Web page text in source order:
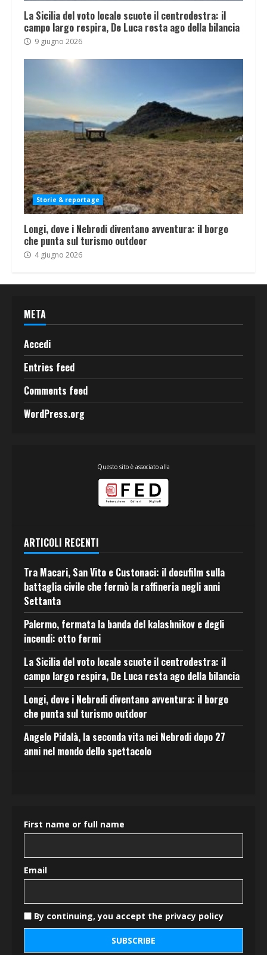
La Sicilia del voto locale scuote il centrodestra: il
campo largo respira, De Luca resta ago della bilancia
9 giugno 2026
Storie & reportage
Longi, dove i Nebrodi diventano avventura: il borgo
che punta sul turismo outdoor
4 giugno 2026
META
Accedi
Entries feed
Comments feed
WordPress.org
Questo sito è associato alla
ARTICOLI RECENTI
Tra Macari, San Vito e Custonaci: il docufilm sulla
battaglia civile che fermò la raffineria negli anni
Settanta
Palermo, fermata la banda del kalashnikov e degli
incendi: otto fermi
La Sicilia del voto locale scuote il centrodestra: il
campo largo respira, De Luca resta ago della bilancia
Longi, dove i Nebrodi diventano avventura: il borgo
che punta sul turismo outdoor
Angelo Pidalà, la seconda vita nei Nebrodi dopo 27
anni nel mondo dello spettacolo
First name or full name
Email
By continuing, you accept the privacy policy